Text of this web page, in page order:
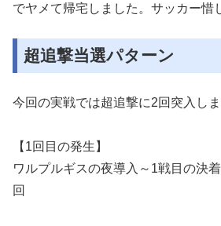
でヤメて帰宅しました。サッカー惜
超追撃当選パターン
今回の実戦では超追撃に2回突入しま
【1回目の発生】
ワルプルギスの夜導入～1戦目の決
回